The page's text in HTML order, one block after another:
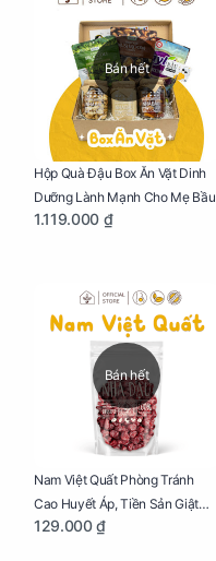
Bán hết
Hộp Quà Đậu Box Ăn Vặt Dinh
Dưỡng Lành Mạnh Cho Mẹ Bầu
1.119.000 ₫
Bán hết
Nam Việt Quất Phòng Tránh
Cao Huyết Áp, Tiền Sản Giật
Cho Mẹ Bầu Túi 250g
129.000 ₫